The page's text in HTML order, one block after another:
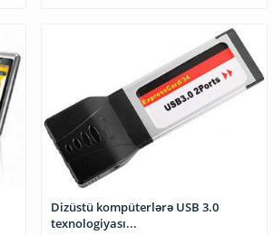
Dizüstü kompüterlərə USB 3.0
texnologiyası...